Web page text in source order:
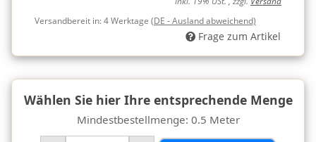
Versandbereit in:4 Werktage (DE - Ausland abweichend)
Frage zum Artikel
Wählen Sie hier Ihre entsprechende Menge
Mindestbestellmenge: 0.5 Meter